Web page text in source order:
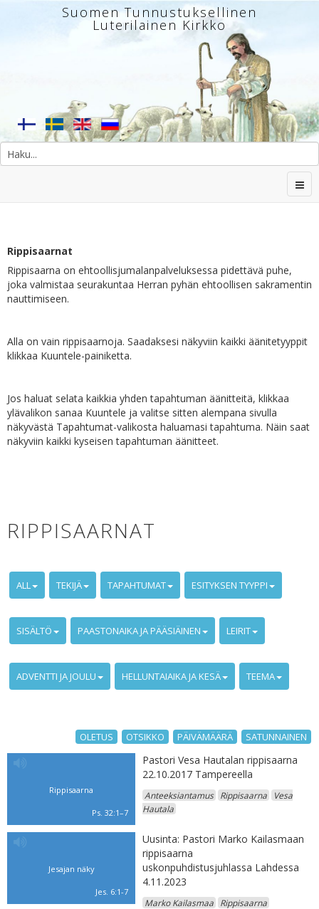
Suomen Tunnustuksellinen
Luterilainen Kirkko
Rippisaarnat
Rippisaarna on ehtoollisjumalanpalveluksessa pidettävä puhe,
joka valmistaa seurakuntaa Herran pyhän ehtoollisen sakramentin
nauttimiseen.
Alla on vain rippisaarnoja. Saadaksesi näkyviin kaikki äänitetyyppit
klikkaa Kuuntele-painiketta.
Jos haluat selata kaikkia yhden tapahtuman äänitteitä, klikkaa
ylävalikon sanaa Kuuntele ja valitse sitten alempana sivulla
näkyvästä Tapahtumat-valikosta haluamasi tapahtuma. Näin saat
näkyviin kaikki kyseisen tapahtuman äänitteet.
RIPPISAARNAT
ALL TEKIJÄ TAPAHTUMAT ESITYKSEN TYYPPI
SISÄLTÖ PAASTONAIKA JA PÄÄSIÄINEN LEIRIT
ADVENTTI JA JOULU HELLUNTAIAIKA JA KESÄ TEEMA
OLETUS OTSIKKO PÄIVÄMÄÄRÄ SATUNNAINEN
Rippisaarna
Ps. 32:1–7
Pastori Vesa Hautalan rippisaarna
22.10.2017 Tampereella
Anteeksiantamus Rippisaarna
Vesa
Hautala
Jesajan näky
Jes. 6:1-7
Uusinta: Pastori Marko Kailasmaan
rippisaarna
uskonpuhdistusjuhlassa Lahdessa
4.11.2023
Marko Kailasmaa Rippisaarna